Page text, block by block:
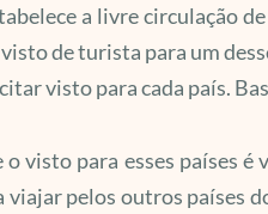
a livre circulação
de turista para um
visto para cada país.
visto para esses países
viajar pelos outros países